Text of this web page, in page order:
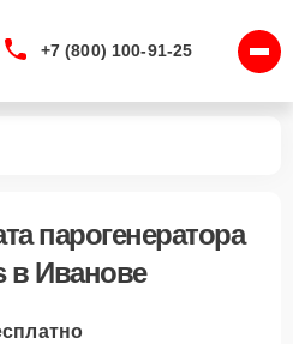
+7 (800) 100-91-25
парогенератора
в Иванове